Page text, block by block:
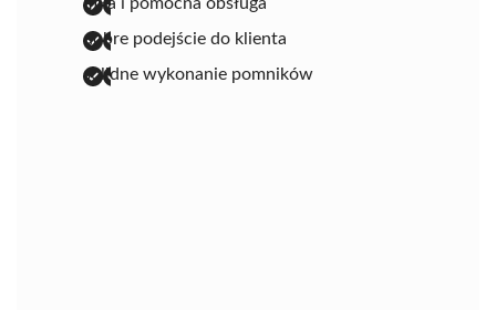
dobre podejście do klienta
solidne wykonanie pomników